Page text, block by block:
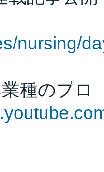
nursing/
種のプロ